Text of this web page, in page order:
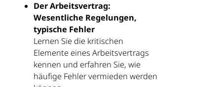
Der Arbeitsvertrag:
Wesentliche Regelungen,
typische Fehler
Lernen Sie die kritischen
Elemente eines Arbeitsvertrags
kennen und erfahren Sie, wie
häufige Fehler vermieden werden